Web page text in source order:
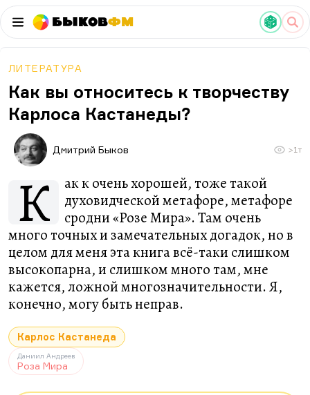
БыковФМ
ЛИТЕРАТУРА
Как вы относитесь к творчеству
Карлоса Кастанеды?
Дмитрий Быков >1т
К
ак к очень хорошей, тоже такой
духовидческой метафоре, метафоре
сродни «Розе Мира». Там очень
много точных и замечательных догадок, но в
целом для меня эта книга всё-таки слишком
высокопарна, и слишком много там, мне
кажется, ложной многозначительности. Я,
конечно, могу быть неправ.
Карлос Кастанеда
Даниил Андреев
Роза Мира